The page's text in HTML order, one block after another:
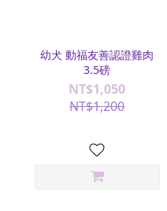
幼犬 動福友善認證雞肉
3.5磅
NT$1,050
NT$1,200